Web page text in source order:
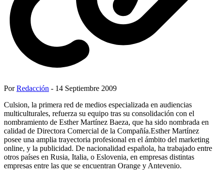
PorRedacción - 14 Septiembre 2009
Culsion, la primera red de medios especializada en audiencias
multiculturales, refuerza su equipo tras su consolidación con el
nombramiento de Esther Martínez Baeza, que ha sido nombrada en
calidad de Directora Comercial de la Compañía.Esther Martínez
posee una amplia trayectoria profesional en el ámbito del marketing
online, y la publicidad. De nacionalidad española, ha trabajado entre
otros países en Rusia, Italia, o Eslovenia, en empresas distintas
empresas entre las que se encuentran Orange y Antevenio.